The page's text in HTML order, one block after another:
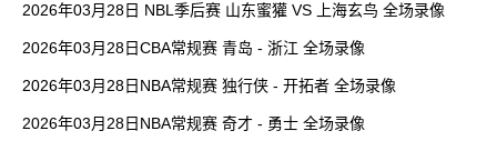
2026年03月28日 NBL季后赛 山东蜜獾 VS 上海玄鸟 全场录像
2026年03月28日CBA常规赛 青岛 - 浙江 全场录像
2026年03月28日NBA常规赛 独行侠 - 开拓者 全场录像
2026年03月28日NBA常规赛 奇才 - 勇士 全场录像